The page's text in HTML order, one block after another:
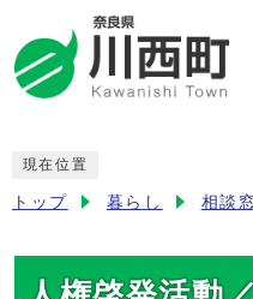
現在位置
トップ 暮らし 相談